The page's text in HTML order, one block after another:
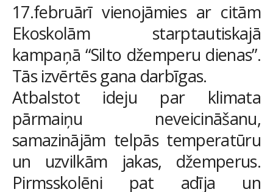
17.februārī vienojāmies ar citām
Ekoskolām starptautiskajā
kampaņā “Silto džemperu dienas”.
Tās izvērtēs gana darbīgas.
Atbalstot ideju par klimata
pārmaiņu neveicināšanu,
samazinājām telpās temperatūru
un uzvilkām jakas, džemperus.
Pirmsskolēni pat adīja un